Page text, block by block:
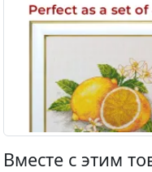
Вместе с этим